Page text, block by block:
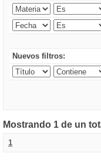
Nuevos filtros:
Mostrando 1 de un
1